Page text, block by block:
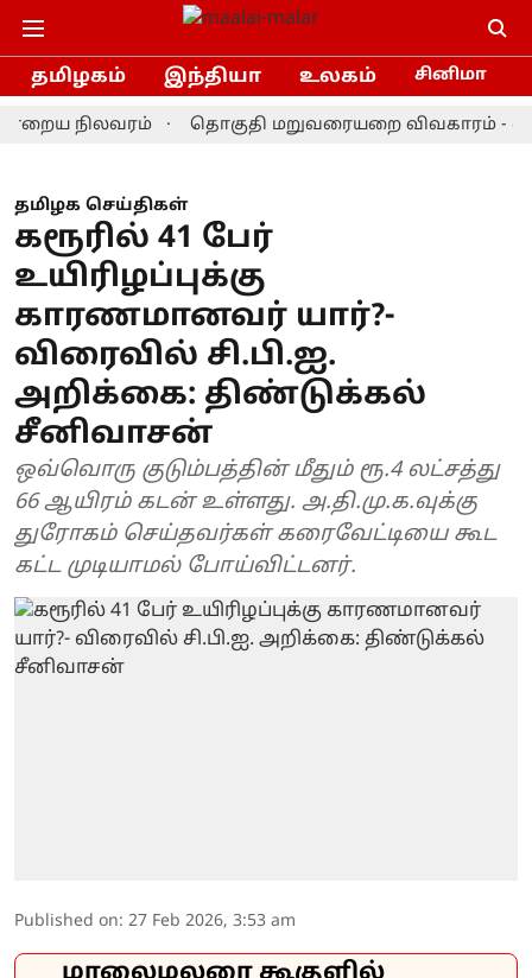
தமிழகம் இந்தியா உலகம் சினிமா
நிலவரம் தொகுதி மறுவரையறை விவகாரம் - விஜய்
தமிழக செய்திகள்
கரூரில் 41 பேர்
உயிரிழப்புக்கு
காரணமானவர் யார்?-
விரைவில் சி.பி.ஐ.
அறிக்கை: திண்டுக்கல்
சீனிவாசன்
ஒவ்வொரு குடும்பத்தின் மீதும் ரூ.4 லட்சத்து
66 ஆயிரம் கடன் உள்ளது. அ.தி.மு.க.வுக்கு
துரோகம் செய்தவர்கள் கரைவேட்டியை கூட
கட்ட முடியாமல் போய்விட்டனர்.
Published on: 27 Feb 2026, 3:53 am